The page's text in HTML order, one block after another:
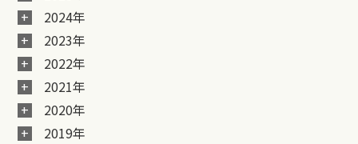
2024年
2023年
2022年
2021年
2020年
2019年